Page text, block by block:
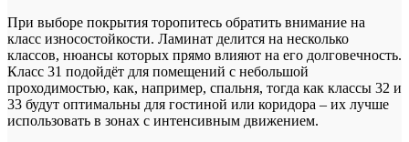
При выборе покрытия торопитесь обратить внимание на
класс износостойкости. Ламинат делится на несколько
классов, нюансы которых прямо влияют на его долговечность.
Класс 31 подойдёт для помещений с небольшой
проходимостью, как, например, спальня, тогда как классы 32 и
33 будут оптимальны для гостиной или коридора – их лучше
использовать в зонах с интенсивным движением.